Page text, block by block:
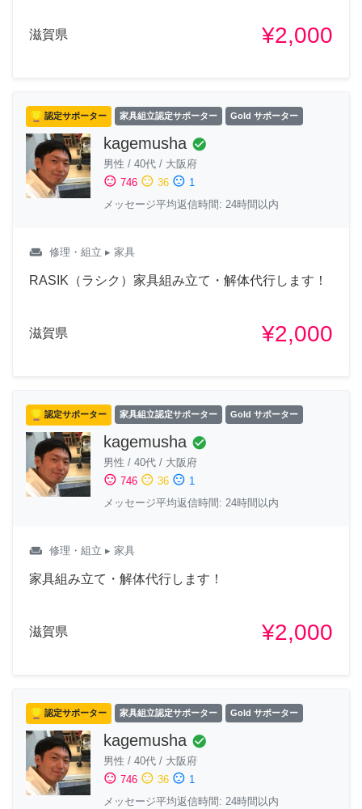
滋賀県 ¥2,000
認定サポーター 家具組立認定サポーター Gold サポーター
kagemusha check_circle
男性 / 40代 / 大阪府
sentiment_satisfied 746 sentiment_neutral 36 sentiment_dissatisfied 1
メッセージ平均返信時間: 24時間以内
weekend 修理・組立 ▸ 家具
RASIK（ラシク）家具組み立て・解体代行します！
滋賀県 ¥2,000
認定サポーター 家具組立認定サポーター Gold サポーター
kagemusha check_circle
男性 / 40代 / 大阪府
sentiment_satisfied 746 sentiment_neutral 36 sentiment_dissatisfied 1
メッセージ平均返信時間: 24時間以内
weekend 修理・組立 ▸ 家具
家具組み立て・解体代行します！
滋賀県 ¥2,000
認定サポーター 家具組立認定サポーター Gold サポーター
kagemusha check_circle
男性 / 40代 / 大阪府
sentiment_satisfied 746 sentiment_neutral 36 sentiment_dissatisfied 1
メッセージ平均返信時間: 24時間以内